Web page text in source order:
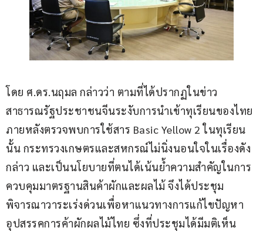
โดย ศ.ดร.นฤมล กล่าวว่า ตามที่ได้ปรากฏในข่าว
สาธารณรัฐประชาชนจีนระงับการนำเข้าทุเรียนของไทย
ภายหลังตรวจพบการใช้สาร Basic Yellow 2 ในทุเรียน
นั้น กระทรวงเกษตรและสหกรณ์ไม่นิ่งนอนใจในเรื่องดัง
กล่าว และเป็นนโยบายที่ตนได้เน้นย้ำความสำคัญในการ
ควบคุมมาตรฐานสินค้าผักและผลไม้ จึงได้ประชุม
พิจารณาวาระเร่งด่วนเพื่อหาแนวทางการแก้ไขปัญหา
อุปสรรคการค้าผักผลไม้ไทย ซึ่งที่ประชุมได้มีมติเห็น